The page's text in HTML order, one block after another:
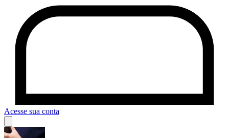
Acesse sua conta